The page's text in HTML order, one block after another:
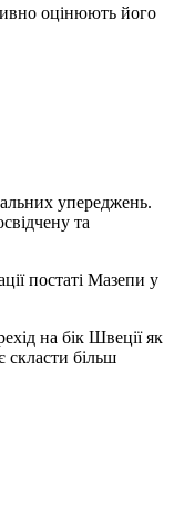
оцінюють його
упереджень.
та
постаті Мазепи у
на бік Швеції як
скласти більш